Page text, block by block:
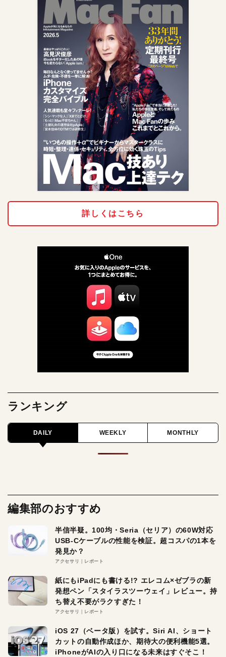
詳しくはこちら
ランキング
DAILY WEEKLY MONTHLY
編集部のおすすめ
半信半疑。100均・Seria（セリア）の60W対応
USB-Cケーブルの性能を検証。超コスパの1本を
発見か？
アクセサリ レポート
紙にもiPadにも書ける!? エレコム×ゼブラの新
発想ペン「スタイラスツーウェイ」レビュー。持
ち替え不要がラクすぎた！
アクセサリ レポート
iOS 27（ベータ版）を試す。Siri AI、ショート
カットの自動作成ほか、期待大の便利機能5選。
iPhoneがAIの入り口になる未来はすぐそこ！